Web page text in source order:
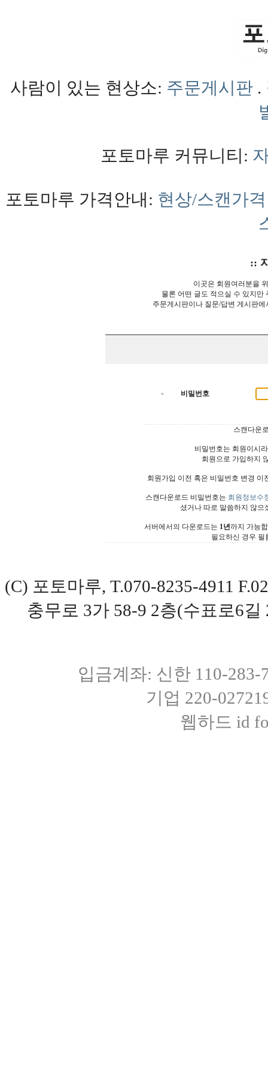
사람이 있는 현상소: 주문게시판 .
포토마루 커뮤니티:
포토마루 가격안내: 현상/스캔가격
::
이곳은 회원여러분을
물론 어떤 글도 적으실 수 있지만
주문게시판이나 질문/답변 게시판
비밀번호
스캔다운
비밀번호는 회원이시
회원으로 가입하지
회원가입 이전 혹은 비밀번호 변경
스캔다운로드 비밀번호는 회원정보수
셨거나 따로 말씀하지 않으
서버에서의 다운로드는 1년까지 가능
필요하신 경우 필
(C) 포토마루, T.070-8235-4911
충무로 3가 58-9 2층(수표로6
입금계좌: 신한 110-
기업 220-
웹하드 id